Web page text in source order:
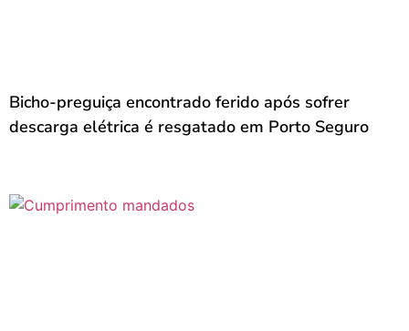
Bicho-preguiça encontrado ferido após sofrer
descarga elétrica é resgatado em Porto Seguro